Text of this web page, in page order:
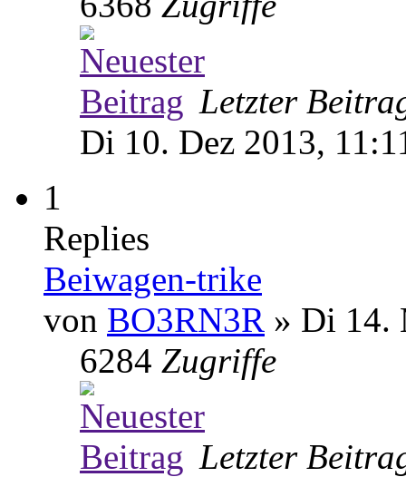
Letzter
Di 10. Dez 2013,
1
Replies
Beiwagen-trike
von BO3RN3R » Di 14.
6284 Zugriffe
Letzter